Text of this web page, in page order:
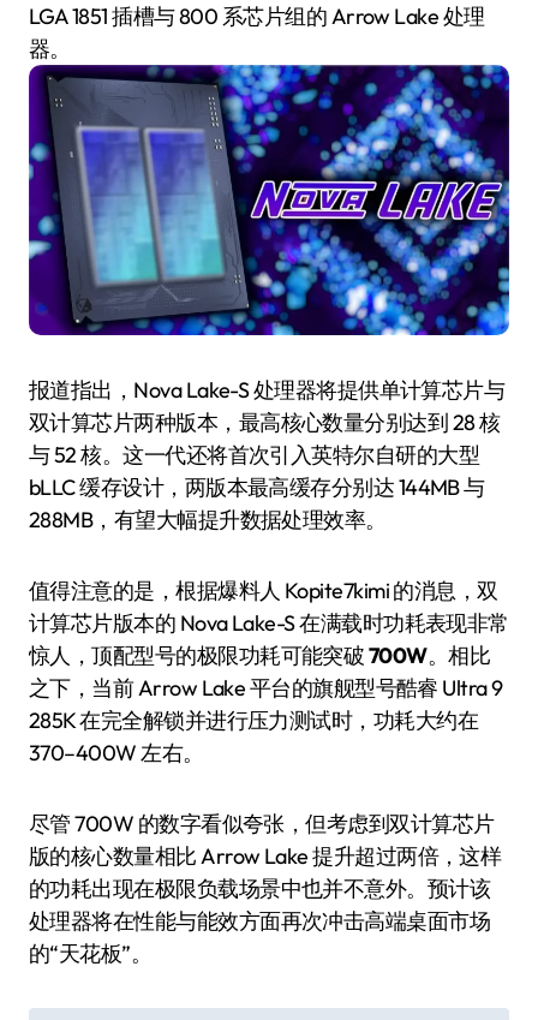
LGA 1851 插槽与 800 系芯片组的 Arrow Lake 处理
器。
报道指出，Nova Lake-S 处理器将提供单计算芯片与
双计算芯片两种版本，最高核心数量分别达到 28 核
与 52 核。这一代还将首次引入英特尔自研的大型
bLLC 缓存设计，两版本最高缓存分别达 144MB 与
288MB，有望大幅提升数据处理效率。
值得注意的是，根据爆料人 Kopite7kimi 的消息，双
计算芯片版本的 Nova Lake-S 在满载时功耗表现非常
惊人，顶配型号的极限功耗可能突破700W。相比
之下，当前 Arrow Lake 平台的旗舰型号酷睿 Ultra 9
285K 在完全解锁并进行压力测试时，功耗大约在
370–400W 左右。
尽管 700W 的数字看似夸张，但考虑到双计算芯片
版的核心数量相比 Arrow Lake 提升超过两倍，这样
的功耗出现在极限负载场景中也并不意外。预计该
处理器将在性能与能效方面再次冲击高端桌面市场
的“天花板”。